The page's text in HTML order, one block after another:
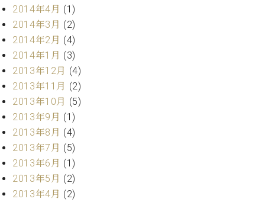
わ
せ
ー
テ
ィ
ス
ト
カ
ス
タ
マ
ー
2014年4月 (1)
2014年3月 (2)
2014年2月 (4)
2014年1月 (3)
2013年12月 (4)
2013年11月 (2)
2013年10月 (5)
2013年9月 (1)
2013年8月 (4)
2013年7月 (5)
2013年6月 (1)
2013年5月 (2)
2013年4月 (2)